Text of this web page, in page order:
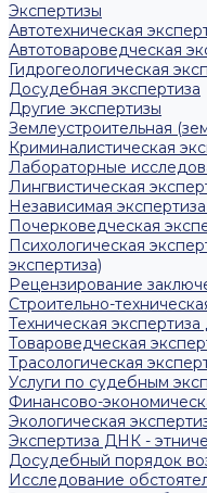
Экспертизы
Автотехническая
Автотовароведческая
Гидрогеологическая
Досудебная экспертиза
Другие экспертизы
Землеустроительная
Криминалистическая
Лабораторные
Лингвистическая
Независимая
Почерковедческая
Психологическая
экспертиза)
Рецензирование
Строительно-
Техническая
Товароведческая
Трасологическая
Услуги по судебным
Финансово-
Экологическая
Экспертиза ДНК -
Досудебный порядок
Исследование